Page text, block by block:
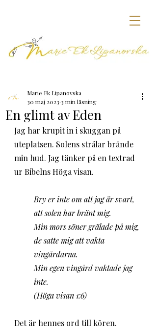
En glimt av Eden
Marie Ek Lipanovska
30 maj 2023 3 min läsning
Jag har krupit in i skuggan på
uteplatsen. Solens strålar brände
min hud. Jag tänker på en textrad
ur Bibelns Höga visan.
Bry er inte om att jag är svart,
att solen har bränt mig.
Min mors söner grälade på mig,
de satte mig att vakta
vingårdarna.
Min egen vingård vaktade jag
inte.
(Höga visan 1:6)
Det är hennes ord till kören.